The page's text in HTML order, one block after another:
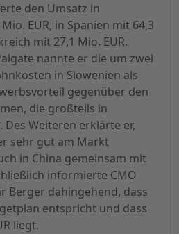
den Umsatz in
EUR, in Spanien mit 64,3
mit 27,1 Mio. EUR.
nannte er die um zwei
in Slowenien als
gegenüber den
die großteils in
Weiteren erklärte er,
sehr gut am Markt
in China gemeinsam mit
informierte CMO
Berger dahingehend, dass
entspricht und dass
liegt.